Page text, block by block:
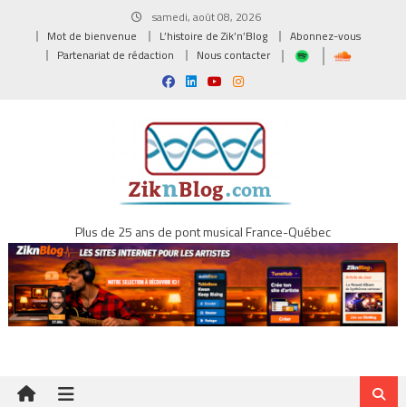
samedi, août 08, 2026
Mot de bienvenue
L’histoire de Zik’n’Blog
Abonnez-vous
Partenariat de rédaction
Nous contacter
Plus de 25 ans de pont musical France-Québec